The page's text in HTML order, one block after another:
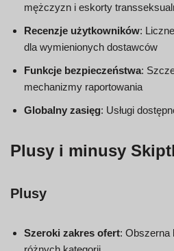
mężczyzn i eskorty
Recenzje użytkowników:
dla wymienionych dostawców
Funkcje bezpieczeństwa:
mechanizmy raportowania
Globalny zasięg: Usługi
Plusy i minusy
Plusy
Szeroki zakres ofert: Obszerna